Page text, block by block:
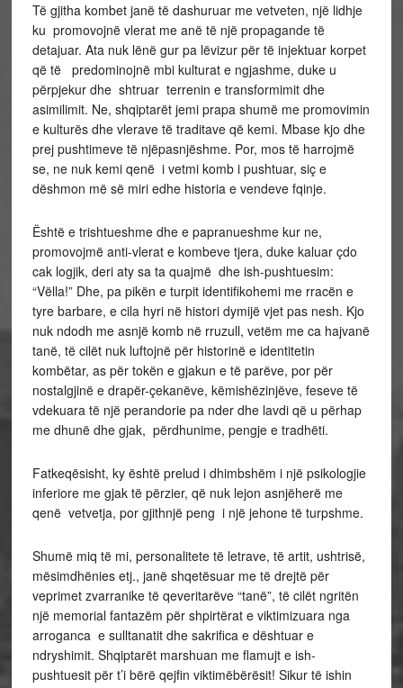
Të gjitha kombet janë të dashuruar me vetveten, një lidhje
ku promovojnë vlerat me anë të një propagande të
detajuar. Ata nuk lënë gur pa lëvizur për të injektuar korpet
që të predominojnë mbi kulturat e ngjashme, duke u
përpjekur dhe shtruar terrenin e transformimit dhe
asimilimit. Ne, shqiptarët jemi prapa shumë me promovimin
e kulturës dhe vlerave të traditave që kemi. Mbase kjo dhe
prej pushtimeve të njëpasnjëshme. Por, mos të harrojmë
se, ne nuk kemi qenë i vetmi komb i pushtuar, siç e
dëshmon më së miri edhe historia e vendeve fqinje.
Është e trishtueshme dhe e papranueshme kur ne,
promovojmë anti-vlerat e kombeve tjera, duke kaluar çdo
cak logjik, deri aty sa ta quajmë dhe ish-pushtuesim:
“Vëlla!” Dhe, pa pikën e turpit identifikohemi me rracën e
tyre barbare, e cila hyri në histori dymijë vjet pas nesh. Kjo
nuk ndodh me asnjë komb në rruzull, vetëm me ca hajvanë
tanë, të cilët nuk luftojnë për historinë e identitetin
kombëtar, as për tokën e gjakun e të parëve, por për
nostalgjinë e drapër-çekanëve, këmishëzinjëve, feseve të
vdekuara të një perandorie pa nder dhe lavdi që u përhap
me dhunë dhe gjak, përdhunime, pengje e tradhëti.
Fatkeqësisht, ky është prelud i dhimbshëm i një psikologjie
inferiore me gjak të përzier, që nuk lejon asnjëherë me
qenë vetvetja, por gjithnjë peng i një jehone të turpshme.
Shumë miq të mi, personalitete të letrave, të artit, ushtrisë,
mësimdhënies etj., janë shqetësuar me të drejtë për
veprimet zvarranike të qeveritarëve “tanë”, të cilët ngritën
një memorial fantazëm për shpirtërat e viktimizuara nga
arroganca e sulltanatit dhe sakrifica e dështuar e
ndryshimit. Shqiptarët marshuan me flamujt e ish-
pushtuesit për t’i bërë qejfin viktimëbërësit! Sikur të ishin